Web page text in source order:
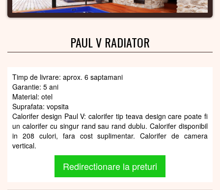
PAUL V RADIATOR
Timp de livrare: aprox. 6 saptamani
Garantie: 5 ani
Material: otel
Suprafata: vopsita
Calorifer design Paul V: calorifer tip teava design care poate fi
un calorifer cu singur rand sau rand dublu. Calorifer disponibil
in 208 culori, fara cost suplimentar. Calorifer de camera
vertical.
Redirectionare la preturi